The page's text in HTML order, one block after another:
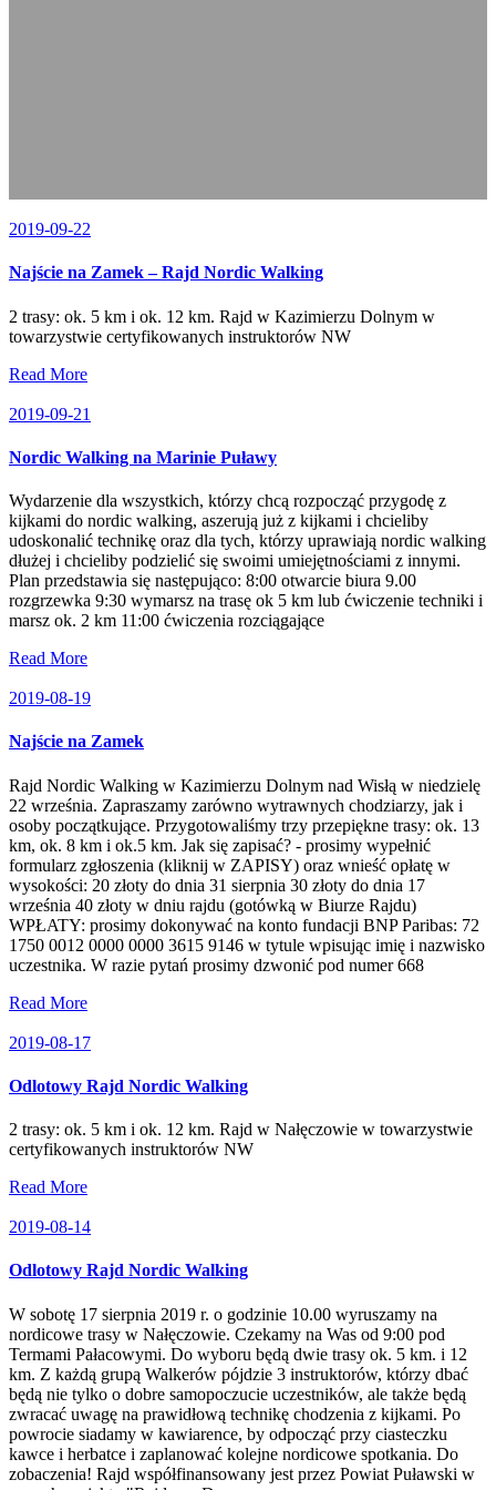
2019-09-22
Najście na Zamek – Rajd Nordic Walking
2 trasy: ok. 5 km i ok. 12 km. Rajd w Kazimierzu Dolnym w
towarzystwie certyfikowanych instruktorów NW
Read More
2019-09-21
Nordic Walking na Marinie Puławy
Wydarzenie dla wszystkich, którzy chcą rozpocząć przygodę z
kijkami do nordic walking, aszerują już z kijkami i chcieliby
udoskonalić technikę oraz dla tych, którzy uprawiają nordic walking
dłużej i chcieliby podzielić się swoimi umiejętnościami z innymi.
Plan przedstawia się następująco: 8:00 otwarcie biura 9.00
rozgrzewka 9:30 wymarsz na trasę ok 5 km lub ćwiczenie techniki i
marsz ok. 2 km 11:00 ćwiczenia rozciągające
Read More
2019-08-19
Najście na Zamek
Rajd Nordic Walking w Kazimierzu Dolnym nad Wisłą w niedzielę
22 września. Zapraszamy zarówno wytrawnych chodziarzy, jak i
osoby początkujące. Przygotowaliśmy trzy przepiękne trasy: ok. 13
km, ok. 8 km i ok.5 km. Jak się zapisać? - prosimy wypełnić
formularz zgłoszenia (kliknij w ZAPISY) oraz wnieść opłatę w
wysokości: 20 złoty do dnia 31 sierpnia 30 złoty do dnia 17
września 40 złoty w dniu rajdu (gotówką w Biurze Rajdu)
WPŁATY: prosimy dokonywać na konto fundacji BNP Paribas: 72
1750 0012 0000 0000 3615 9146 w tytule wpisując imię i nazwisko
uczestnika. W razie pytań prosimy dzwonić pod numer 668
Read More
2019-08-17
Odlotowy Rajd Nordic Walking
2 trasy: ok. 5 km i ok. 12 km. Rajd w Nałęczowie w towarzystwie
certyfikowanych instruktorów NW
Read More
2019-08-14
Odlotowy Rajd Nordic Walking
W sobotę 17 sierpnia 2019 r. o godzinie 10.00 wyruszamy na
nordicowe trasy w Nałęczowie. Czekamy na Was od 9:00 pod
Termami Pałacowymi. Do wyboru będą dwie trasy ok. 5 km. i 12
km. Z każdą grupą Walkerów pójdzie 3 instruktorów, którzy dbać
będą nie tylko o dobre samopoczucie uczestników, ale także będą
zwracać uwagę na prawidłową technikę chodzenia z kijkami. Po
powrocie siadamy w kawiarence, by odpocząć przy ciasteczku
kawce i herbatce i zaplanować kolejne nordicowe spotkania. Do
zobaczenia! Rajd współfinansowany jest przez Powiat Puławski w